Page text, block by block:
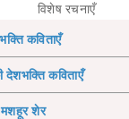
विशेष रचनाएँ
कविताएँ
देशभक्ति कविताएँ
मशहूर शेर